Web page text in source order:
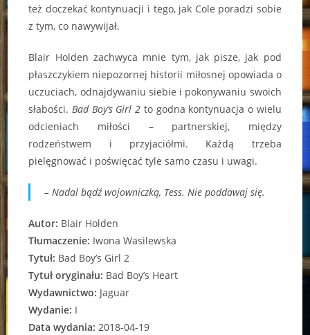
też doczekać kontynuacji i tego, jak Cole poradzi sobie
z tym, co nawywijał.
Blair Holden zachwyca mnie tym, jak pisze, jak pod
płaszczykiem niepozornej historii miłosnej opowiada o
uczuciach, odnajdywaniu siebie i pokonywaniu swoich
słabości. Bad Boy’s Girl 2 to godna kontynuacja o wielu
odcieniach miłości – partnerskiej, między
rodzeństwem i przyjaciółmi. Każdą trzeba
pielęgnować i poświęcać tyle samo czasu i uwagi.
– Nadal bądź wojowniczką, Tess. Nie poddawaj się.
Autor: Blair Holden
Tłumaczenie: Iwona Wasilewska
Tytuł: Bad Boy’s Girl 2
Tytuł oryginału: Bad Boy’s Heart
Wydawnictwo: Jaguar
Wydanie: I
Data wydania: 2018-04-19